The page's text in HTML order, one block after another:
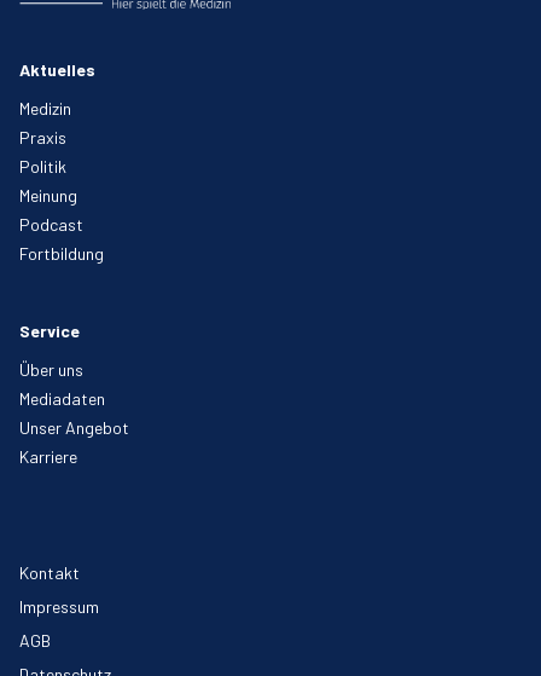
Aktuelles
Medizin
Praxis
Politik
Meinung
Podcast
Fortbildung
Service
Über uns
Mediadaten
Unser Angebot
Karriere
Kontakt
Impressum
AGB